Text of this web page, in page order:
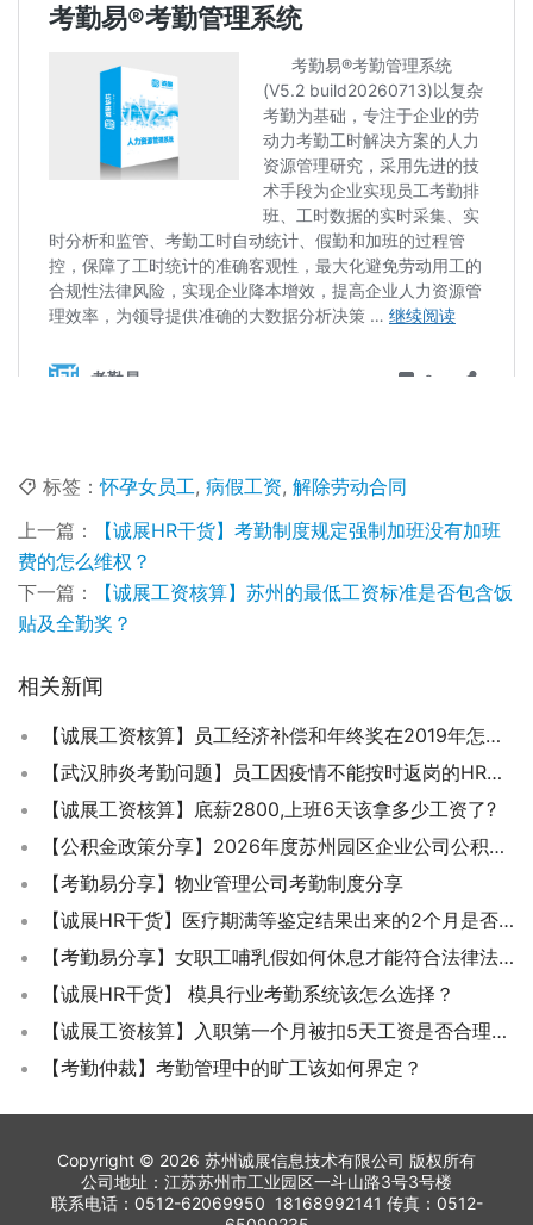
标签：怀孕女员工, 病假工资, 解除劳动合同
上一篇：
【诚展HR干货】考勤制度规定强制加班没有加班
费的怎么维权？
下一篇：
【诚展工资核算】苏州的最低工资标准是否包含饭
贴及全勤奖？
相关新闻
【诚展工资核算】员工经济补偿和年终奖在2019年怎么计算个税？财政部和税务局联合发文
【武汉肺炎考勤问题】员工因疫情不能按时返岗的HR该如何进行考勤？
【诚展工资核算】底薪2800,上班6天该拿多少工资了?
【公积金政策分享】2026年度苏州园区企业公司公积金基数申报开始啦
【考勤易分享】物业管理公司考勤制度分享
【诚展HR干货】医疗期满等鉴定结果出来的2个月是否计算工龄?
【考勤易分享】女职工哺乳假如何休息才能符合法律法规规定？
【诚展HR干货】 模具行业考勤系统该怎么选择？
【诚展工资核算】入职第一个月被扣5天工资是否合理合法？
【考勤仲裁】考勤管理中的旷工该如何界定？
Copyright © 2026 苏州诚展信息技术有限公司 版权所有
公司地址：江苏苏州市工业园区一斗山路3号3号楼
联系电话：0512-62069950 18168992141 传真：0512-